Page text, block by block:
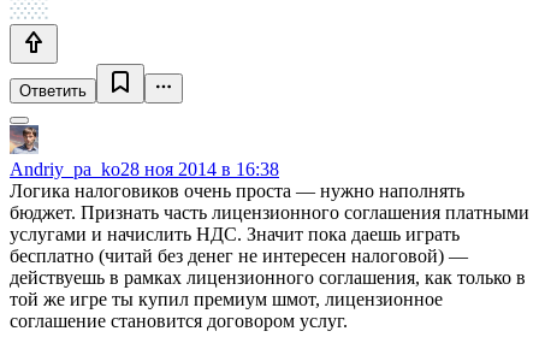
Ответить
Andriy_pa_ko28 ноя 2014 в 16:38
Логика налоговиков очень проста — нужно наполнять
бюджет. Признать часть лицензионного соглашения платными
услугами и начислить НДС. Значит пока даешь играть
бесплатно (читай без денег не интересен налоговой) —
действуешь в рамках лицензионного соглашения, как только в
той же игре ты купил премиум шмот, лицензионное
соглашение становится договором услуг.